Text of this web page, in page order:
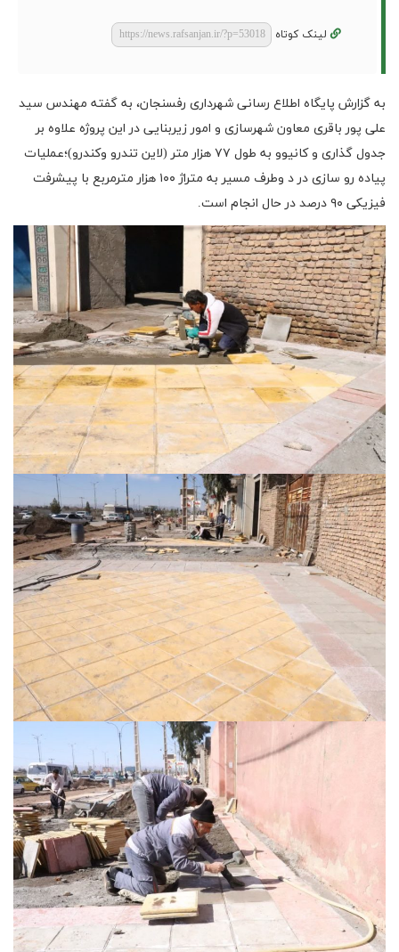
لینک کوتاه
به گزارش پایگاه اطلاع رسانی شهرداری رفسنجان، به گفته مهندس سید
علی پور باقری معاون شهرسازی و امور زیربنایی در این پروژه علاوه بر
جدول گذاری و کانیوو به طول ۷۷ هزار متر (لاین تندرو وکندرو)؛عملیات
پیاده رو سازی در د وطرف مسیر به متراژ ۱۰۰ هزار مترمربع با پیشرفت
فیزیکی ۹۰ درصد در حال انجام است.